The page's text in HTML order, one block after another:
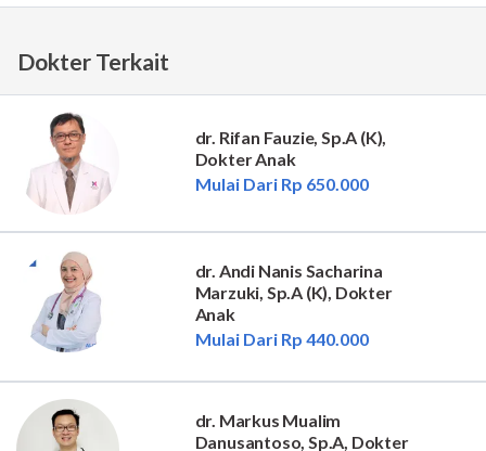
Dokter Terkait